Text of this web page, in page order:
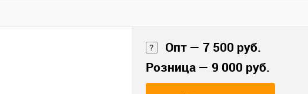
Опт — 7 500 руб.
Розница — 9 000 руб.